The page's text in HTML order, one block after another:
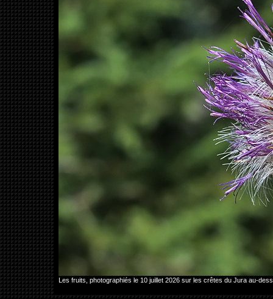
Les fruits, photographiés le 10 juillet 2026 sur les crêtes du Jura au-